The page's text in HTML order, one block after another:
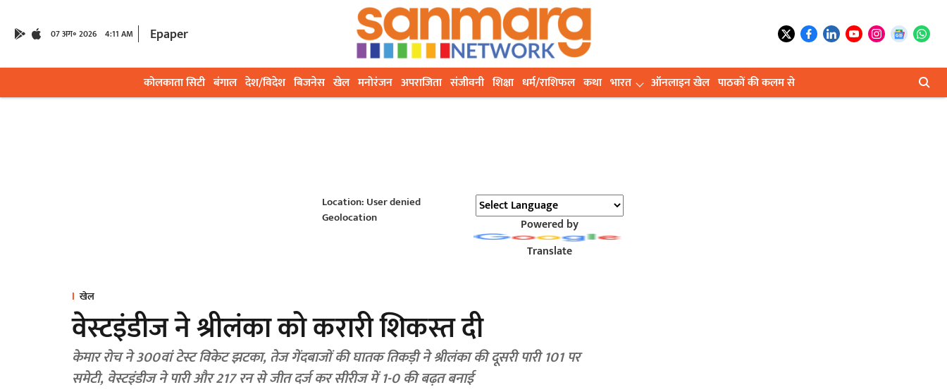
07 अग॰ 2026 4:11 AM Epaper
कोलकाता सिटी बंगाल देश/विदेश बिजनेस खेल मनोरंजन अपराजिता संजीवनी शिक्षा धर्म/राशिफल कथा भारत ऑनलाइन खेल पाठकों की कलम से
Location: User denied
Geolocation
Powered by
Translate
खेल
वेस्टइंडीज ने श्रीलंका को करारी शिकस्त दी
केमार रोच ने 300वां टेस्ट विकेट झटका, तेज गेंदबाजों की घातक तिकड़ी ने श्रीलंका की दूसरी पारी 101 पर
समेटी, वेस्टइंडीज ने पारी और 217 रन से जीत दर्ज कर सीरीज में 1-0 की बढ़त बनाई